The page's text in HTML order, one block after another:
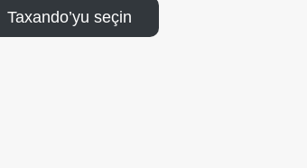
Taxando’yu seçin